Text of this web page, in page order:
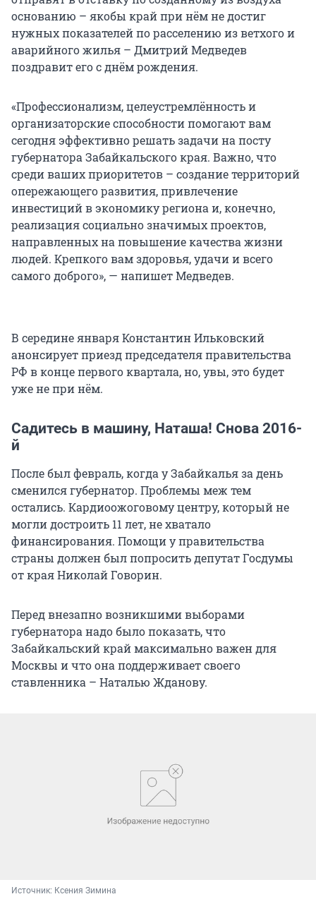
основанию – якобы край при нём не достиг
нужных показателей по расселению из ветхого и
аварийного жилья – Дмитрий Медведев
поздравит его с днём рождения.
«Профессионализм, целеустремлённость и
организаторские способности помогают вам
сегодня эффективно решать задачи на посту
губернатора Забайкальского края. Важно, что
среди ваших приоритетов – создание территорий
опережающего развития, привлечение
инвестиций в экономику региона и, конечно,
реализация социально значимых проектов,
направленных на повышение качества жизни
людей. Крепкого вам здоровья, удачи и всего
самого доброго», — напишет Медведев.
В середине января Константин Ильковский
анонсирует приезд председателя правительства
РФ в конце первого квартала, но, увы, это будет
уже не при нём.
Садитесь в машину, Наташа! Снова 2016-
й
После был февраль, когда у Забайкалья за день
сменился губернатор. Проблемы меж тем
остались. Кардиоожоговому центру, который не
могли достроить 11 лет, не хватало
финансирования. Помощи у правительства
страны должен был попросить депутат Госдумы
от края Николай Говорин.
Перед внезапно возникшими выборами
губернатора надо было показать, что
Забайкальский край максимально важен для
Москвы и что она поддерживает своего
ставленника – Наталью Жданову.
Источник: Ксения Зимина